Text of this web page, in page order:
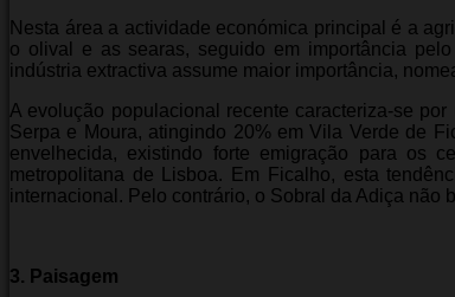
Nesta área a actividade económica principal é a
o olival e as searas, seguido em importância
indústria extractiva assume maior importância,
A evolução populacional recente caracteriza-se
Serpa e Moura, atingindo 20% em Vila Verde de
envelhecida, existindo forte emigração para os
metropolitana de Lisboa. Em Ficalho, esta
internacional. Pelo contrário, o Sobral da Adiça
3. Paisagem